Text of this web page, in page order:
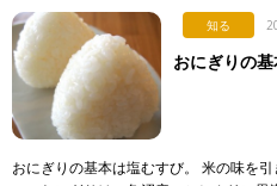
知る
おにぎりの
おにぎりの基本は塩むすび。 米の味を